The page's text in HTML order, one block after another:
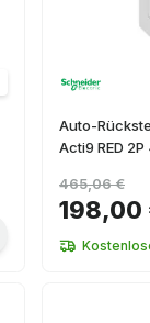
Auto-
Acti9 RED
198,00
465,06 €